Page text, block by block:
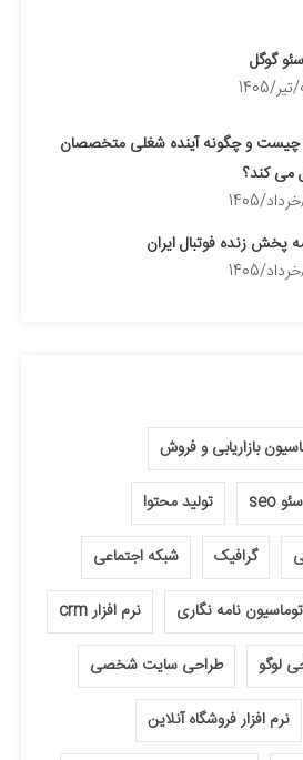
آزمون ITIL چیست و چگونه آینده شغلی متخصصان
پخش زنده فوتبال ایران
بازاریابی و فروش
سئو seo تولید محتوا
گرافیک شبکه اجتماعی
نامه نگاری نرم افزار crm
لوگو طراحی سایت شخصی
نرم افزار فروشگاه آنلاین